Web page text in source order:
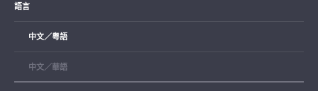
語言
中文／粤語
中文／華語